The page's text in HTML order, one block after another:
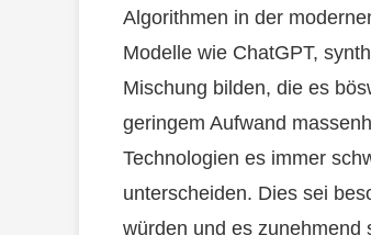
Algorithmen in der
Modelle wie ChatGPT,
Mischung bilden, die es
geringem Aufwand
Technologien es immer
unterscheiden. Dies sei
würden und es zunehmend